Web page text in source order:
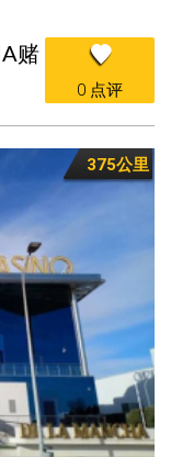
赌
0 点评
375公里